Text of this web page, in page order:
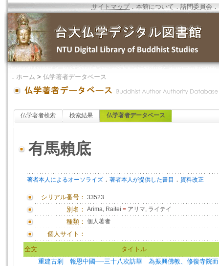
サイトマップ．本館について ．諮問委員会 ．
． ホーム > 仏学著者データベース
仏学著者検索 検索結果 仏学著者データベース
有馬賴底
著者本人によるオーソライズ ． 著者本人が提供した書目 ． 資料改正
シリアル番号： 33523
別名： Arima, Raitei = アリマ, ライテイ
種類： 個人著者
個人サイト：
全文
タイトル
重建古剎 報恩中國──三十八次訪華 為振興佛教、修復寺院